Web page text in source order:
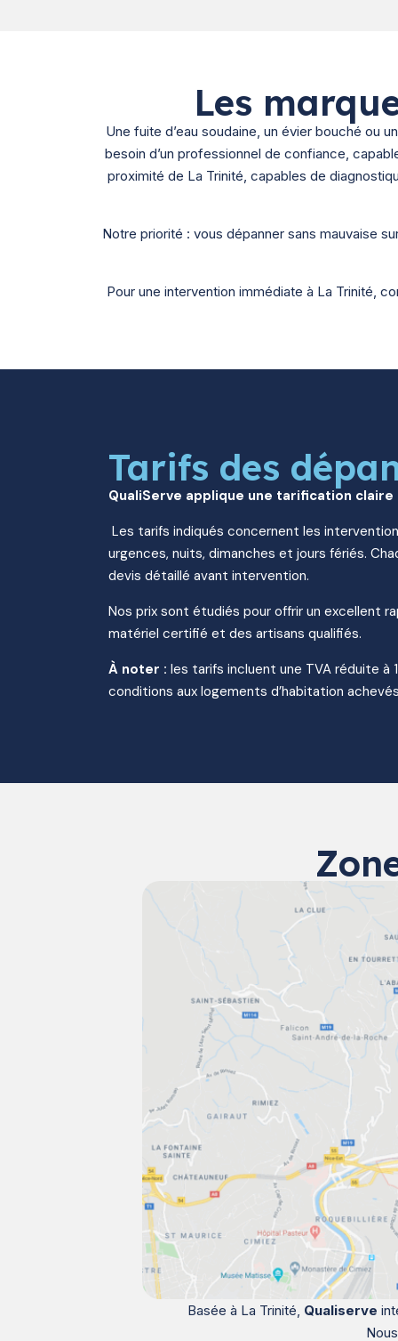
Les
Une fuite d’eau soudaine, un évier bouché ou
besoin d’un professionnel de confiance,
proximité de La Trinité, capables de
Notre priorité : vous dépanner sans mauvaise
Pour une intervention immédiate à La Trinité,
Tarifs des
QualiServe applique une tarification
Les tarifs indiqués concernent les
urgences, nuits, dimanches et jours fériés.
devis détaillé avant intervention.
Nos prix sont étudiés pour offrir un excellent
matériel certifié et des artisans qualifiés.
À noter : les tarifs incluent une TVA réduite à
conditions aux logements d’habitation
Basée à La Trinité, Qualiserve